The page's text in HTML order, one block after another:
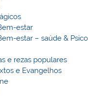
estar
estar – saúde &
e rezas populares
e Evangelhos